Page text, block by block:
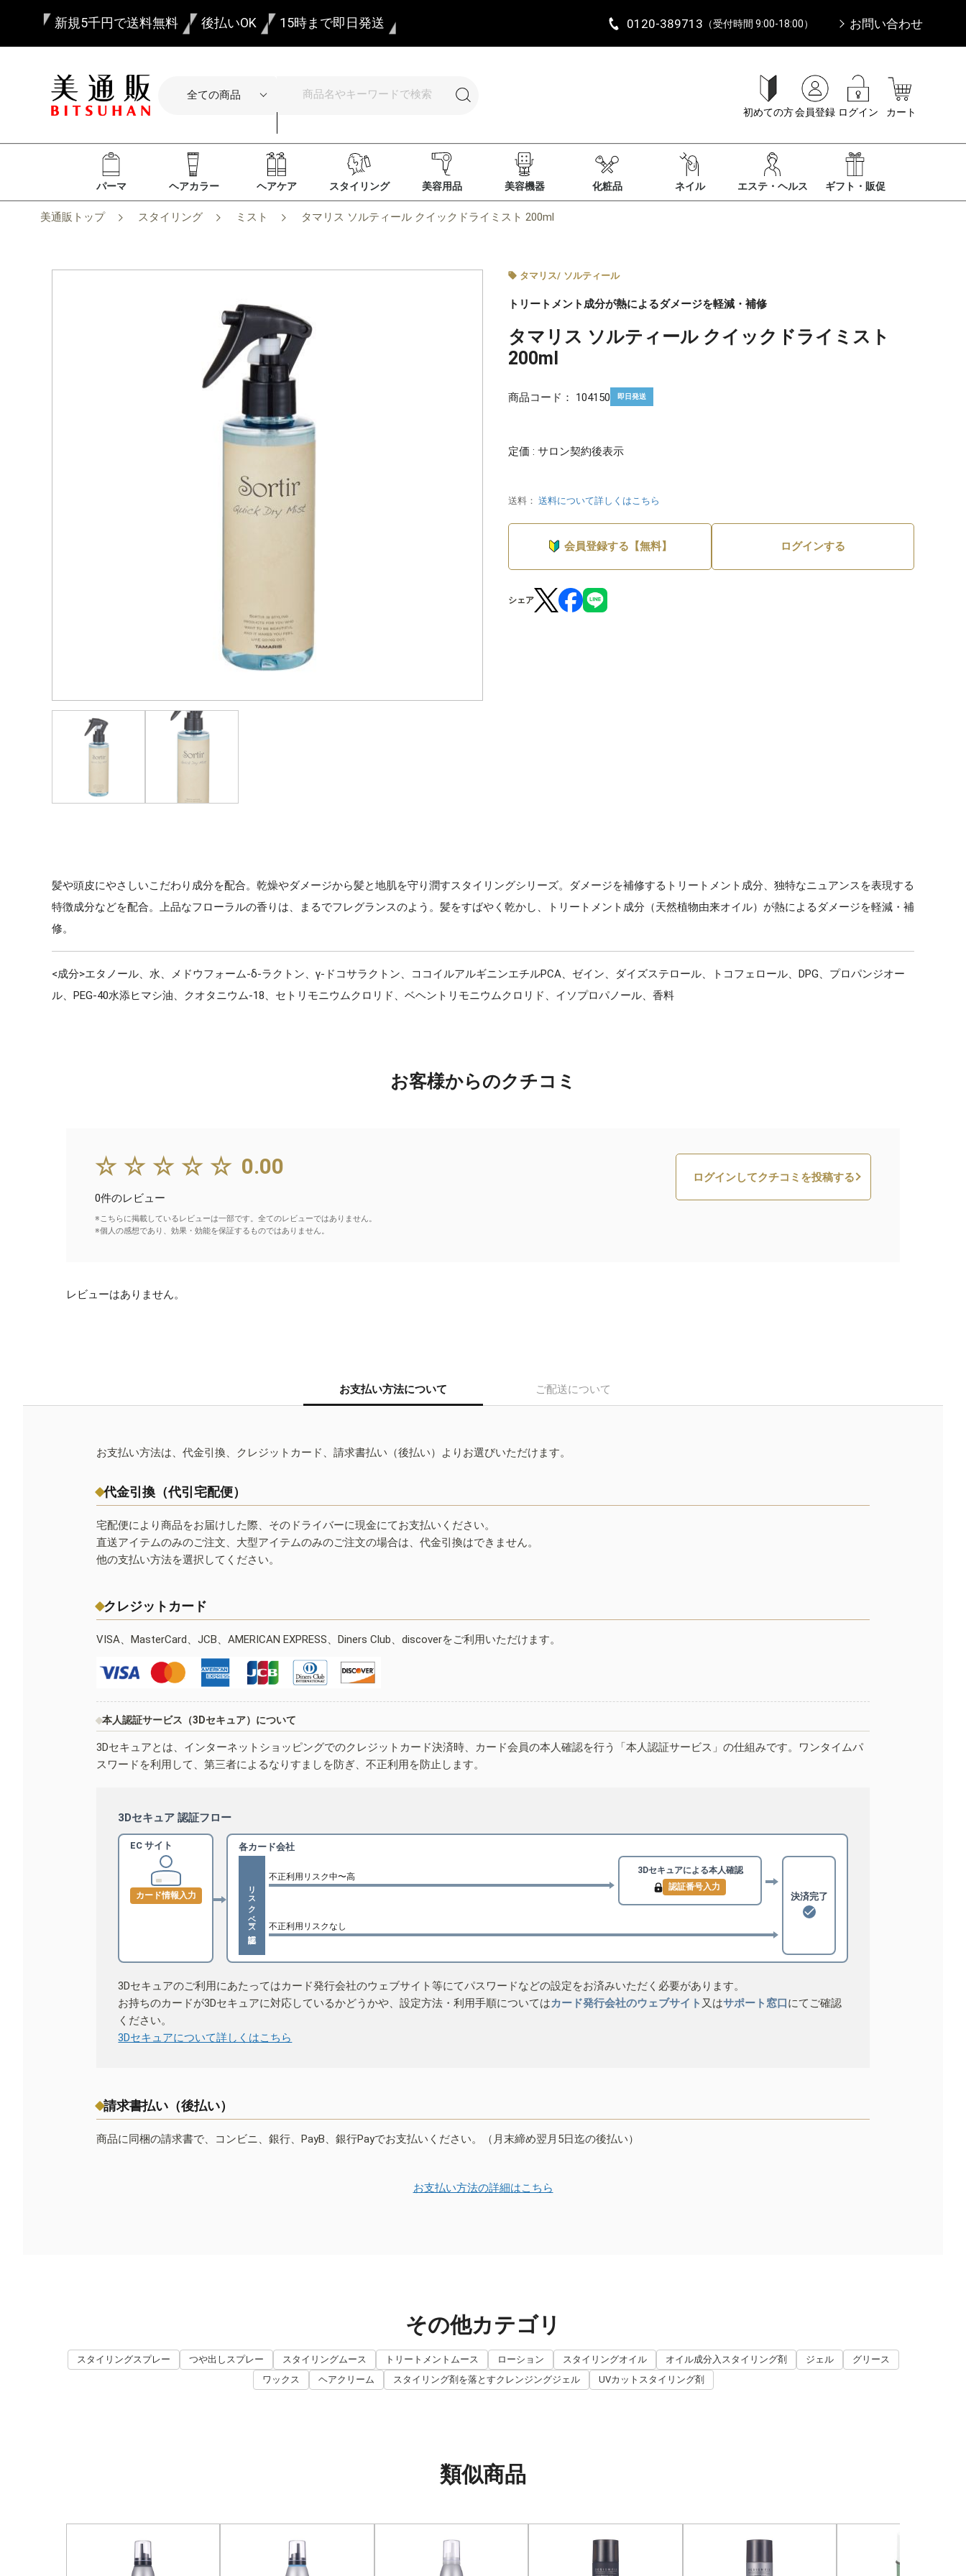
新規5千円で送料無料 後払いOK 15時まで即日発送 0120-389713 （受付時間 9:00-18:00） お問い合わせ
初めての方会員登録 ログイン カート
パーマ ヘアカラー ヘアケア スタイリング 美容用品 美容機器 化粧品 ネイル エステ・ヘルス ギフト・販促
美通販トップ スタイリング ミスト タマリス ソルティール クイックドライミスト 200ml
タマリス/ ソルティール
トリートメント成分が熱によるダメージを軽減・補修
タマリス ソルティール クイックドライミスト
200ml
商品コード： 104150 即日発送
定価 : サロン契約後表示
送料： 送料について詳しくはこちら
会員登録する【無料】 ログインする
シェア
髪や頭皮にやさしいこだわり成分を配合。乾燥やダメージから髪と地肌を守り潤すスタイリングシリーズ。ダメージを補修するトリートメント成分、独特なニュアンスを表現する
特徴成分などを配合。上品なフローラルの香りは、まるでフレグランスのよう。髪をすばやく乾かし、トリートメント成分（天然植物由来オイル）が熱によるダメージを軽減・補
修。
<成分>エタノール、水、メドウフォーム-δ-ラクトン、γ-ドコサラクトン、ココイルアルギニンエチルPCA、ゼイン、ダイズステロール、トコフェロール、DPG、プロパンジオー
ル、PEG-40水添ヒマシ油、クオタニウム-18、セトリモニウムクロリド、ベヘントリモニウムクロリド、イソプロパノール、香料
お客様からのクチコミ
☆☆☆☆☆ 0.00
0件のレビュー
※こちらに掲載しているレビューは一部です。全てのレビューではありません。
※個人の感想であり、効果・効能を保証するものではありません。
ログインしてクチコミを投稿する
レビューはありません。
お支払い方法について ご配送について
お支払い方法は、代金引換、クレジットカード、請求書払い（後払い）よりお選びいただけます。
代金引換（代引宅配便）
宅配便により商品をお届けした際、そのドライバーに現金にてお支払いください。
直送アイテムのみのご注文、大型アイテムのみのご注文の場合は、代金引換はできません。
他の支払い方法を選択してください。
クレジットカード
VISA、MasterCard、JCB、AMERICAN EXPRESS、Diners Club、discoverをご利用いただけます。
本人認証サービス（3Dセキュア）について
3Dセキュアとは、インターネットショッピングでのクレジットカード決済時、カード会員の本人確認を行う「本人認証サービス」の仕組みです。ワンタイムパ
スワードを利用して、第三者によるなりすましを防ぎ、不正利用を防止します。
3Dセキュア 認証フロー
EC サイト
カード情報入力
各カード会社
リスクベース認証
不正利用リスク中〜高
3Dセキュアによる本人確認
認証番号入力
不正利用リスクなし
決済完了
3Dセキュアのご利用にあたってはカード発行会社のウェブサイト等にてパスワードなどの設定をお済みいただく必要があります。
お持ちのカードが3Dセキュアに対応しているかどうかや、設定方法・利用手順についてはカード発行会社のウェブサイト 又はサポート窓口にてご確認
ください。
3Dセキュアについて詳しくはこちら
請求書払い（後払い）
商品に同梱の請求書で、コンビニ、銀行、PayB、銀行Payでお支払いください。（月末締め翌月5日迄の後払い）
お支払い方法の詳細はこちら
その他カテゴリ
スタイリングスプレー つや出しスプレー スタイリングムース トリートメントムース ローション スタイリングオイル オイル成分入スタイリング剤 ジェル
グリース
ワックス
ヘアクリーム スタイリング剤を落とすクレンジングジェル UVカットスタイリング剤
類似商品